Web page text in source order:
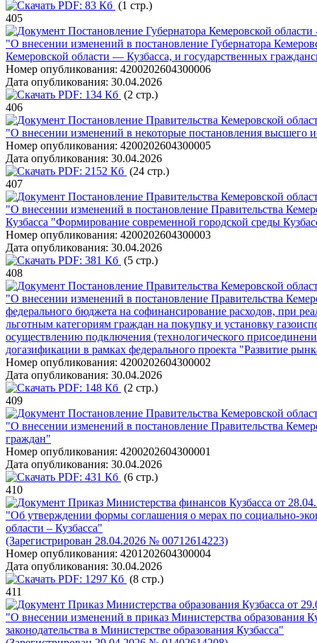
PDF: 83 Кб (1 стр.)
405
Постановление Губернатора Кемеровской
"О внесении изменений в постановление Губернатора
Кемеровской области — Кузбасса, и государственных
Номер опубликования: 4200202604300006
Дата опубликования: 30.04.2026
PDF: 134 Кб (2 стр.)
406
Постановление Правительства Кемеровской
"О внесении изменений в некоторые постановления высшего
Номер опубликования: 4200202604300005
Дата опубликования: 30.04.2026
PDF: 2152 Кб (24 стр.)
407
Постановление Правительства Кемеровской
"О внесении изменений в постановление Правительства
Кузбасса "Формирование современной городской среды
Номер опубликования: 4200202604300003
Дата опубликования: 30.04.2026
PDF: 381 Кб (5 стр.)
408
Постановление Правительства Кемеровской
"О внесении изменений в постановление Правительства
федерального бюджета на софинансирование расходов, при
льготным категориям граждан на покупку и установку
осуществлению подключения (технологического
догазификации в рамках федерального проекта "Развитие
Номер опубликования: 4200202604300002
Дата опубликования: 30.04.2026
PDF: 148 Кб (2 стр.)
409
Постановление Правительства Кемеровской
"О внесении изменений в постановление Правительства
граждан"
Номер опубликования: 4200202604300001
Дата опубликования: 30.04.2026
PDF: 431 Кб (6 стр.)
410
Приказ Министерства финансов Кузбасса от
"Об утверждении формы соглашения о мерах по социально-
области – Кузбасса"
(Зарегистрирован 28.04.2026 № 00712614223)
Номер опубликования: 4201202604300004
Дата опубликования: 30.04.2026
PDF: 1297 Кб (8 стр.)
411
Приказ Министерства образования Кузбасса от
"О внесении изменений в приказ Министерства образования
законодательства в Министерстве образования Кузбасса"